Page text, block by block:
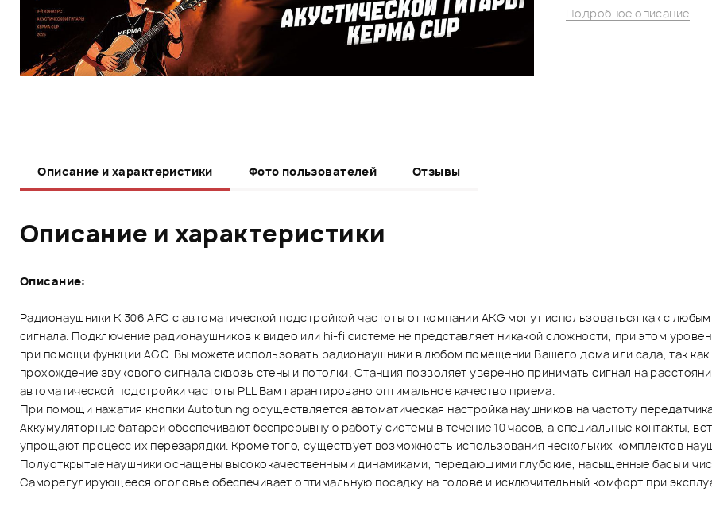
Подробное описание
Описание и характеристики Фото пользователей Отзывы
Описание и характеристики
Описание:
Радионаушники K 306 AFC с автоматической подстройкой частоты от компании AKG могут использоваться как с
сигнала. Подключение радионаушников к видео или hi-fi системе не представляет никакой сложности, при этом
при помощи функции AGC. Вы можете использовать радионаушники в любом помещении Вашего дома или сада, так как
прохождение звукового сигнала сквозь стены и потолки. Станция позволяет уверенно принимать сигнал на
автоматической подстройки частоты PLL Вам гарантировано оптимальное качество приема.
При помощи нажатия кнопки Autotuning осуществляется автоматическая настройка наушников на частоту
Аккумуляторные батареи обеспечивают беспрерывную работу системы в течение 10 часов, а специальные контакты,
упрощают процесс их перезарядки. Кроме того, существует возможность использования нескольких комплектов
Полуоткрытые наушники оснащены высококачественными динамиками, передающими глубокие, насыщенные басы и
Саморегулирующееся оголовье обеспечивает оптимальную посадку на голове и исключительный комфорт при